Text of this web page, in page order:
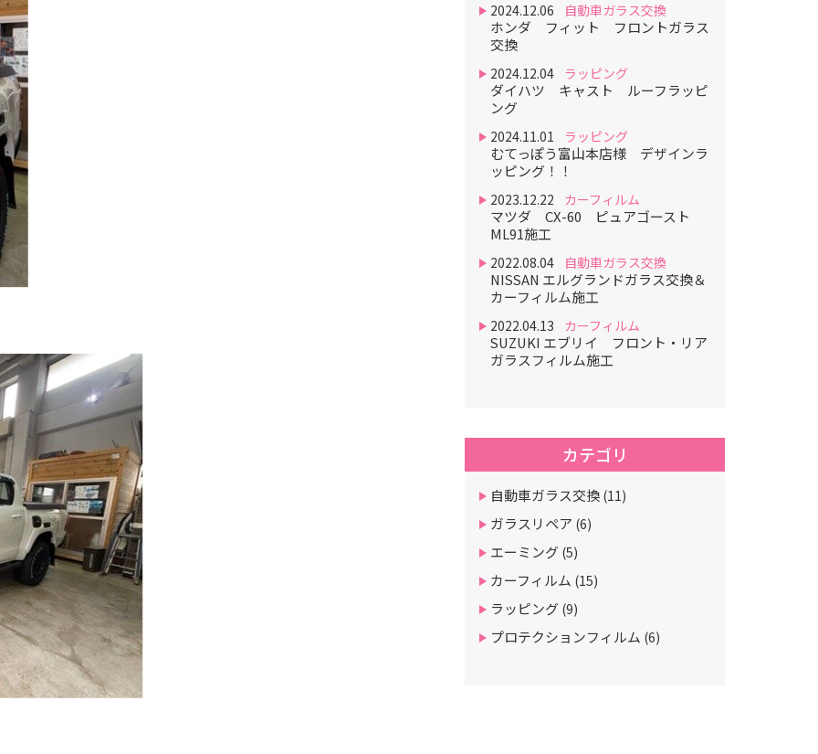
2024.12.06 自動車ガラス交換
ホンダ フィット フロントガラス
交換
2024.12.04 ラッピング
ダイハツ キャスト ルーフラッピ
ング
2024.11.01 ラッピング
むてっぽう富山本店様 デザインラ
ッピング！！
2023.12.22 カーフィルム
マツダ CX-60 ピュアゴースト
ML91施工
2022.08.04 自動車ガラス交換
NISSAN エルグランドガラス交換＆
カーフィルム施工
2022.04.13 カーフィルム
SUZUKI エブリイ フロント・リア
ガラスフィルム施工
カテゴリ
自動車ガラス交換 (11)
ガラスリペア (6)
エーミング (5)
カーフィルム (15)
ラッピング (9)
プロテクションフィルム (6)